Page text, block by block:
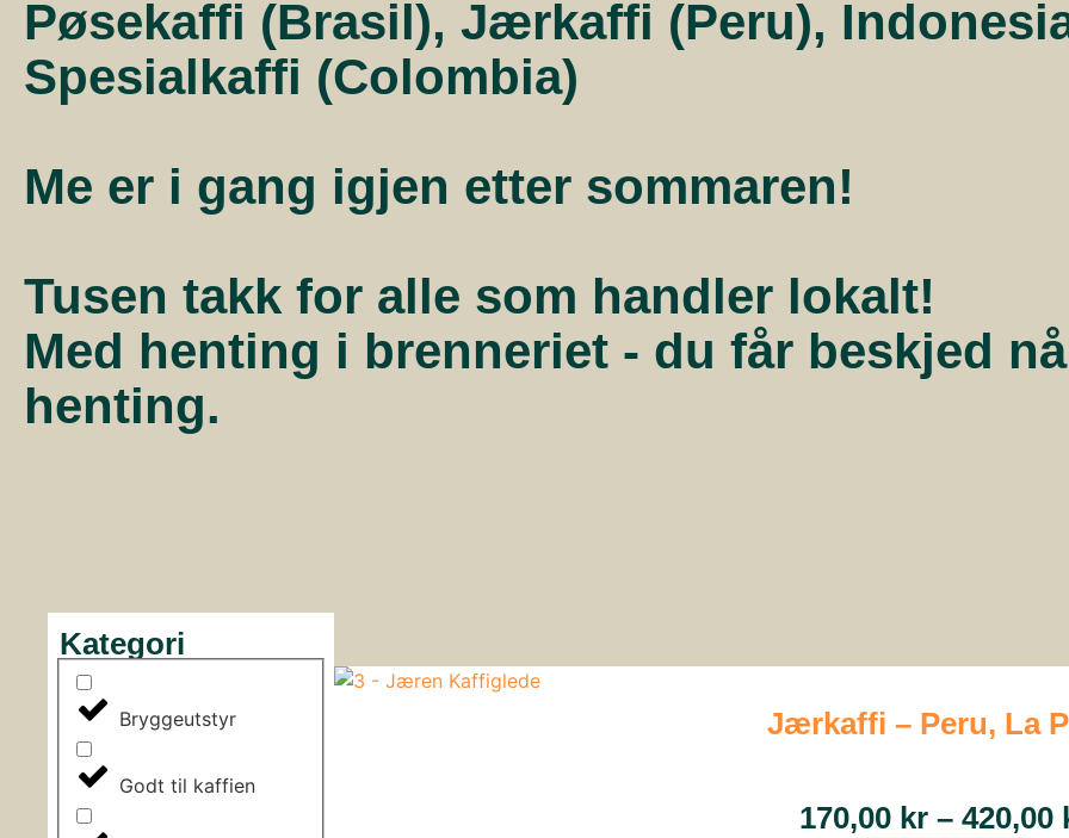
Pøsekaffi (Brasil), Jærkaffi (Peru),
Spesialkaffi (Colombia)
Me er i gang igjen etter sommaren!
Tusen takk for alle som handler lokalt!
Med henting i brenneriet - du får beskjed
henting.
Kategori
Bryggeutstyr
Godt til kaffien
Jærkaffi – Peru, La
170,00 kr – 420,00